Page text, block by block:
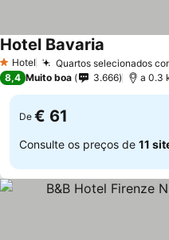
1 Estrelas
Hotel Quartos selecionados
Hotel Bavaria
8,4 Muito boa 3.666 a 0.3
De € 61
Consulte os preços de 11